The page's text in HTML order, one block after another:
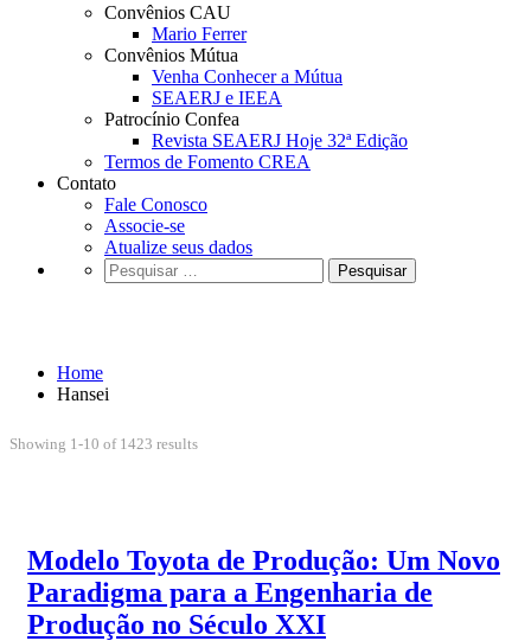
Convênios CAU
Mario Ferrer
Convênios Mútua
Venha Conhecer a Mútua
SEAERJ e IEEA
Patrocínio Confea
Revista SEAERJ Hoje 32ª Edição
Termos de Fomento CREA
Contato
Fale Conosco
Associe-se
Atualize seus dados
Pesquisar
por:
Home
Hansei
Showing 1-10 of 1423 results
Modelo Toyota de Produção: Um Novo
Paradigma para a Engenharia de
Produção no Século XXI